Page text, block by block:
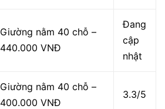
Giường nằm 40 chỗ –
440.000 VNĐ
Đang
cập
nhật
Giường nằm 40 chỗ –
400.000 VNĐ
3.3/5